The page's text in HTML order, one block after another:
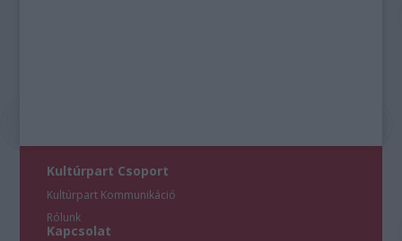
Kultúrpart Csoport
Kultúrpart Kommunikáció
Rólunk
Kapcsolat